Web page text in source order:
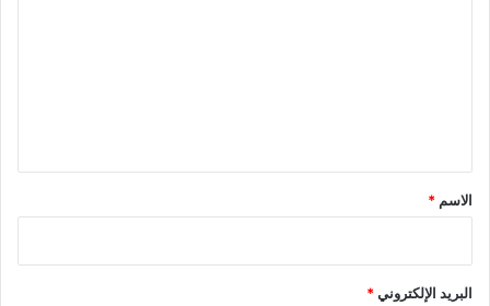
*
الاسم *
البريد الإلكتروني*